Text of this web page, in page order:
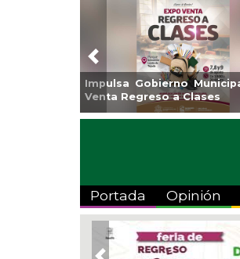
Invita Ayuntamiento de Veracruz
a Temporada de Artes “Escena
Previous
Portada Opinión